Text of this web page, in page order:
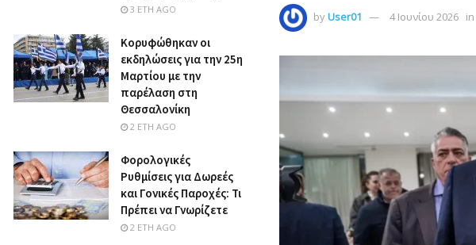
byUser01 4 Ιουνίου 2026 in
3 ΈΤΗ AGO
Κορυφώθηκαν οι
εκδηλώσεις για την 25η
Μαρτίου με την
παρέλαση στη
Θεσσαλονίκη
2 ΈΤΗ AGO
Φορολογικές
Ρυθμίσεις για Δωρεές
και Γονικές Παροχές: Τι
Πρέπει να Γνωρίζετε
2 ΈΤΗ AGO